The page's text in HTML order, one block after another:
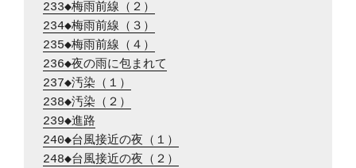
233◆梅雨前線（２）
234◆梅雨前線（３）
235◆梅雨前線（４）
236◆夜の雨に包まれて
237◆汚染（１）
238◆汚染（２）
239◆進路
240◆台風接近の夜（１）
248◆台風接近の夜（２）